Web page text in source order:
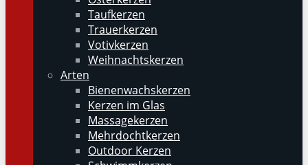
Taufkerzen
Trauerkerzen
Votivkerzen
Weihnachtskerzen
Arten
Bienenwachskerzen
Kerzen im Glas
Massagekerzen
Mehrdochtkerzen
Outdoor Kerzen